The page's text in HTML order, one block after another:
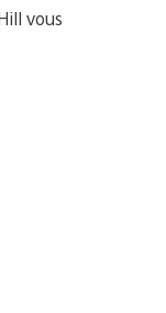
vous